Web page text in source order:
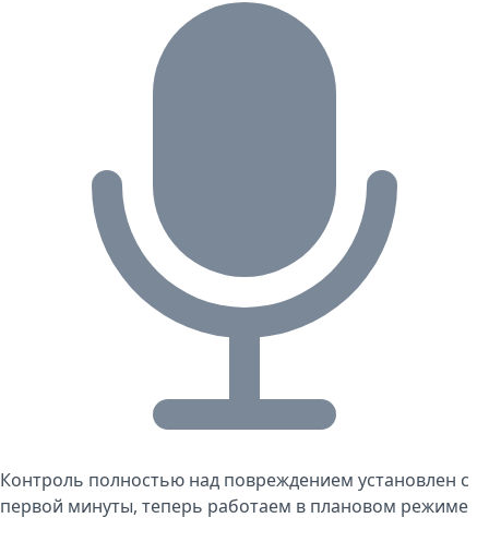
Контроль полностью над повреждением установлен с
первой минуты, теперь работаем в плановом режиме